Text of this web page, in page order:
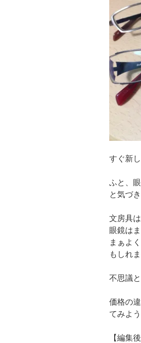
すぐ新
ふと、
と気づ
文房具
眼鏡は
まぁよ
もしれま
不思議
価格の
てみよ
【編集